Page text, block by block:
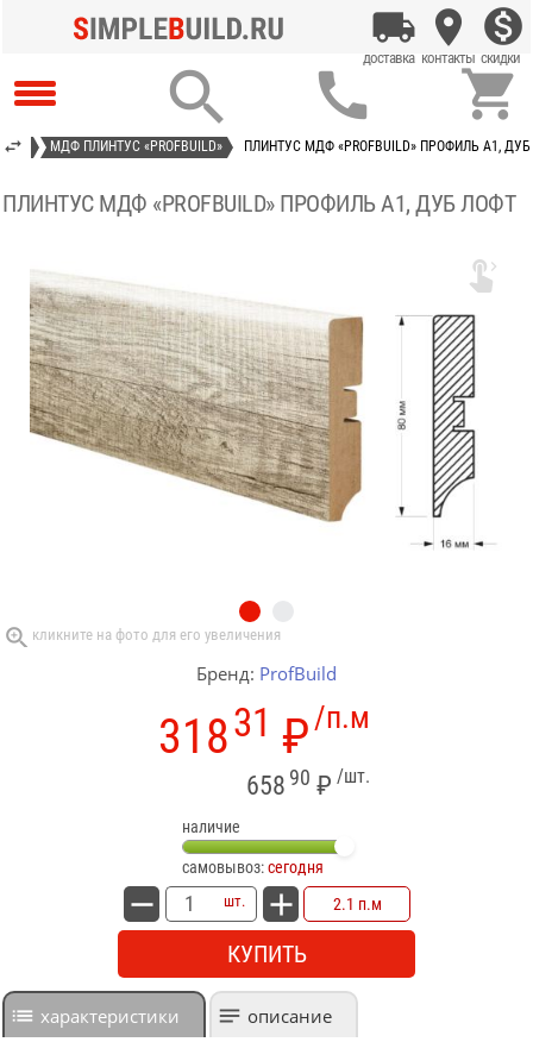
  
МДФ ПЛИНТУС «PROFBUILD» ПЛИНТУС МДФ «PROFBUILD» ПРОФИЛЬ А1,
ПЛИНТУС МДФ «PROFBUILD» ПРОФИЛЬ А1, ДУБ ЛОФТ

Бренд: ProfBuild
/п.м
31831 ₽
/шт.
658 90 ₽
наличие
самовывоз:сегодня
шт. 2.1 п.м
КУПИТЬ
характеристики описание